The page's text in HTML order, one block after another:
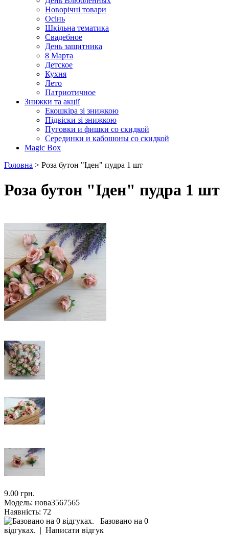
Новорічні товари
Осінь
Шкільна тематика
Свадебное
День защитника
8 Марта
Детское
Кухня
Лето
Патриотичное
Знижки та акції
Екошкіра зі знижкою
Підвіски зі знижкою
Пуговки и фишки со скидкой
Серединки и кабошоны со скидкой
Magic Box
Головна > Роза бутон "Іден" пудра 1 шт
Роза бутон "Іден" пудра 1 шт
9.00 грн.
Модель: нова3567565
Наявність: 72
Базовано на 0
відгуках. | Написати відгук